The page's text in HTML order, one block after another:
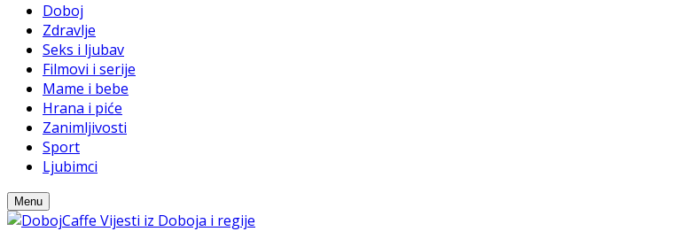
Doboj
Zdravlje
Seks i ljubav
Filmovi i serije
Mame i bebe
Hrana i piće
Zanimljivosti
Sport
Ljubimci
Menu